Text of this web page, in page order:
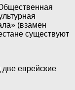
(взамен
существуют
еврейские